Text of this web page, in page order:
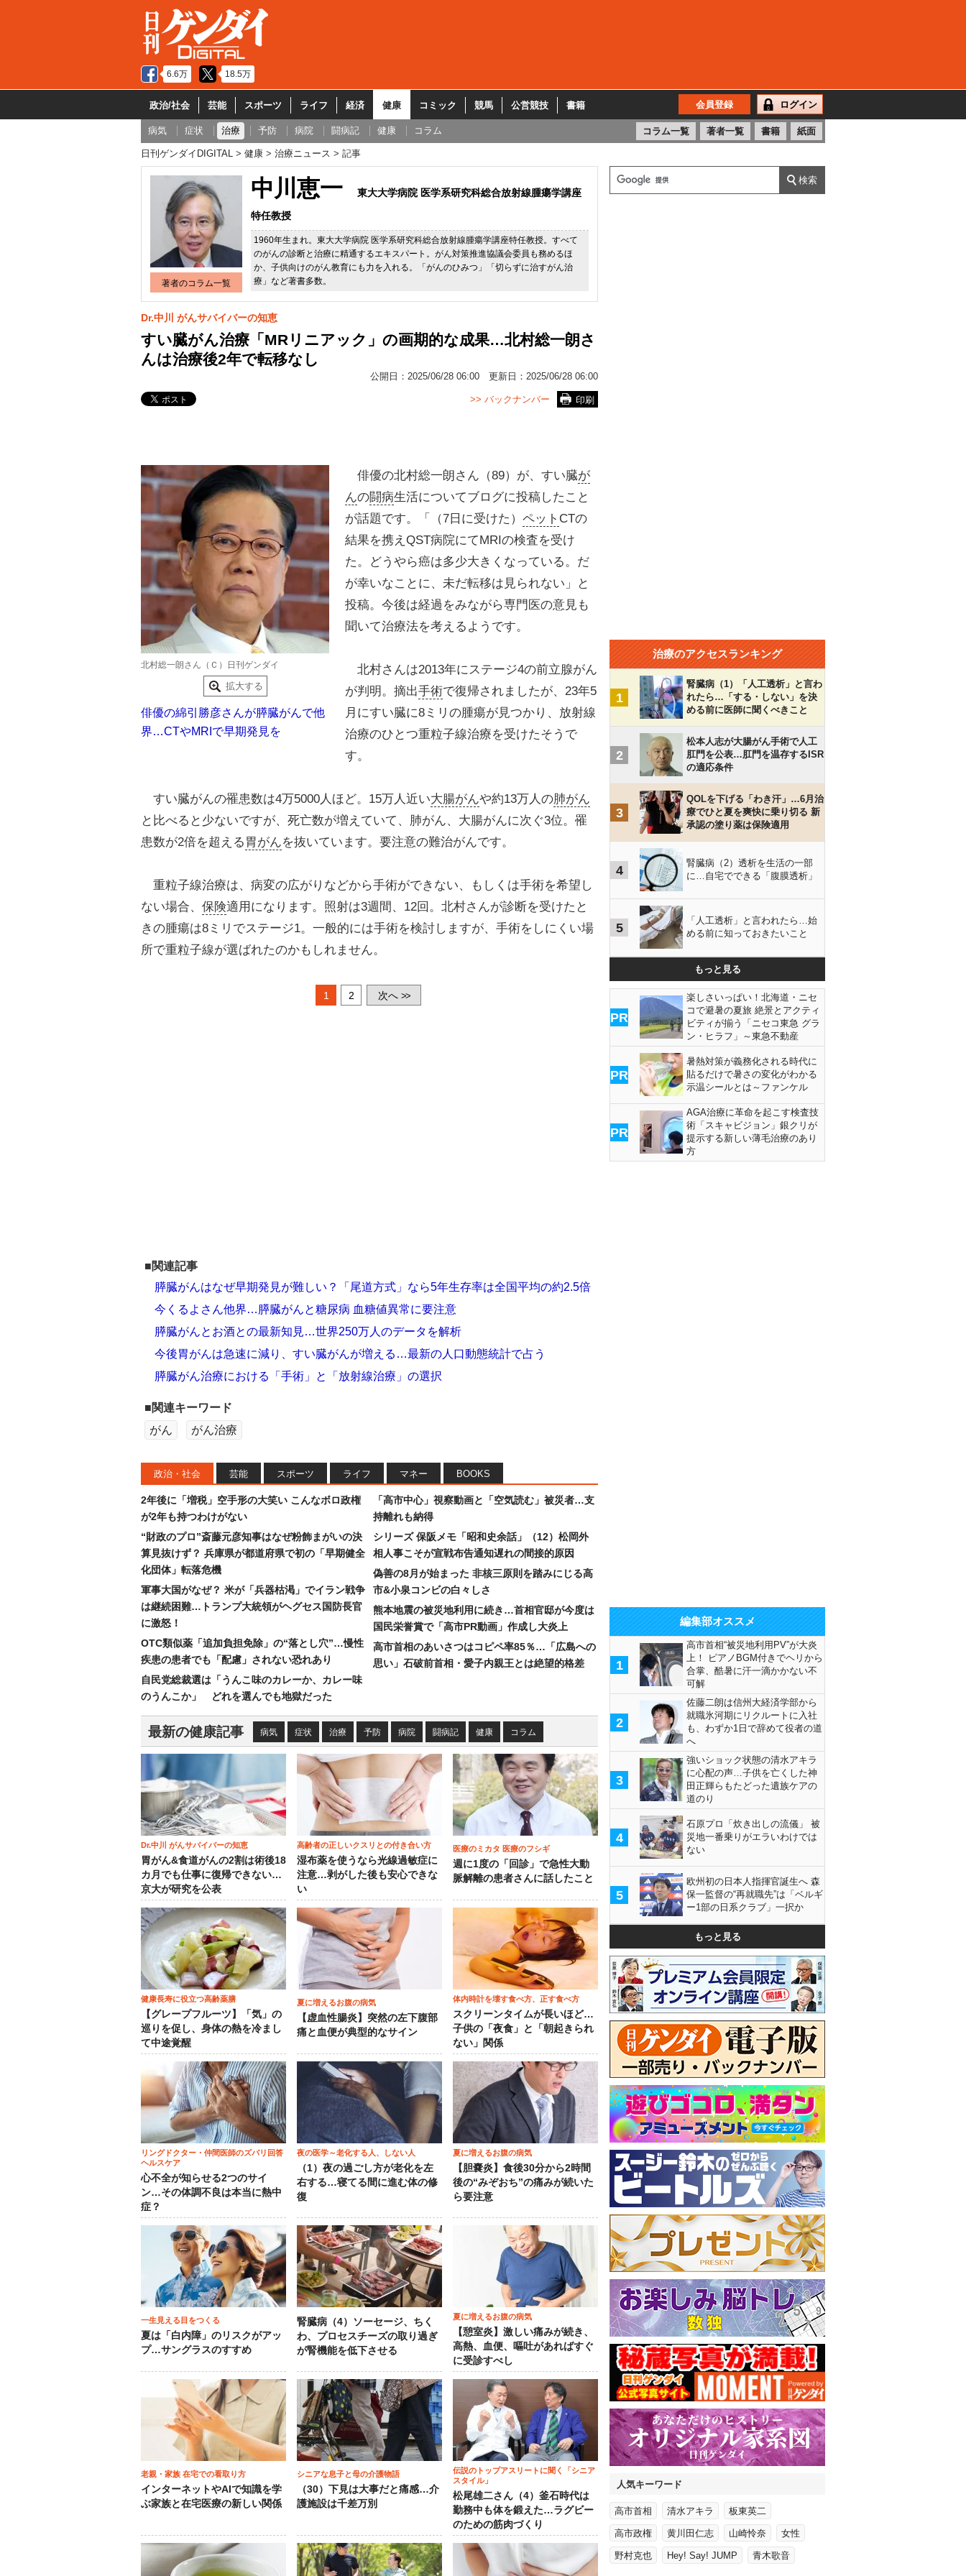
6.6万 18.5万
政治/社会 芸能 スポーツ ライフ 経済 健康 コミック 競馬 公営競技 書籍 会員登録 ログイン
病気 症状 治療 予防 病院 闘病記 健康 コラム コラム一覧 著者一覧 書籍 紙面
日刊ゲンダイDIGITAL 健康 治療ニュース 記事
著者のコラム一覧
中川恵一
東大大学病院 医学系研究科総合放射線腫瘍学講座
特任教授
1960年生まれ。東大大学病院 医学系研究科総合放射線腫瘍学講座特任教授。すべて
のがんの診断と治療に精通するエキスパート。がん対策推進協議会委員も務めるほ
か、子供向けのがん教育にも力を入れる。「がんのひみつ」「切らずに治すがん治
療」など著書多数。
Dr.中川 がんサバイバーの知恵
すい臓がん治療「MRリニアック」の画期的な成果…北村総一朗さ
んは治療後2年で転移なし
公開日： 2025/06/28 06:00 更新日： 2025/06/28 06:00
印刷
>> バックナンバー
北村総一朗さん（Ｃ）日刊ゲンダイ
拡大する
俳優の綿引勝彦さんが膵臓がんで他
界…CTやMRIで早期発見を
俳優の北村総一朗さん（89）が、すい臓が
んの闘病生活についてブログに投稿したこと
が話題です。「（7日に受けた） ペット CTの
結果を携えQST病院にてMRIの検査を受け
た。どうやら癌は多少大きくなっている。だ
が幸いなことに、未だ転移は見られない」と
投稿。今後は経過をみながら専門医の意見も
聞いて治療法を考えるようです。
北村さんは2013年にステージ4の前立腺がん
が判明。摘出手術で復帰されましたが、23年5
月にすい臓に8ミリの腫瘍が見つかり、放射線
治療のひとつ重粒子線治療を受けたそうで
す。
すい臓がんの罹患数は4万5000人ほど。15万人近い大腸がんや約13万人の肺がん
と比べると少ないですが、死亡数が増えていて、肺がん、大腸がんに次ぐ3位。罹
患数が2倍を超える 胃がんを抜いています。要注意の難治がんです。
重粒子線治療は、病変の広がりなどから手術ができない、もしくは手術を希望し
ない場合、 保険適用になります。照射は3週間、12回。北村さんが診断を受けたと
きの腫瘍は8ミリでステージ1。一般的には手術を検討しますが、手術をしにくい場
所で重粒子線が選ばれたのかもしれません。
1 2 次へ >>
■関連記事
膵臓がんはなぜ早期発見が難しい？「尾道方式」なら5年生存率は全国平均の約2.5倍
今くるよさん他界…膵臓がんと糖尿病 血糖値異常に要注意
膵臓がんとお酒との最新知見…世界250万人のデータを解析
今後胃がんは急速に減り、すい臓がんが増える…最新の人口動態統計で占う
膵臓がん治療における「手術」と「放射線治療」の選択
■関連キーワード
がん
がん治療
政治・社会 芸能 スポーツ ライフ マネー BOOKS
2年後に「増税」空手形の大笑い こんなボロ政権
が2年も持つわけがない
“財政のプロ”斎藤元彦知事はなぜ粉飾まがいの決
算見抜けず？ 兵庫県が都道府県で初の「早期健全
化団体」転落危機
軍事大国がなぜ？ 米が「兵器枯渇」でイラン戦争
は継続困難…トランプ大統領がヘグセス国防長官
に激怒！
OTC類似薬「追加負担免除」の“落とし穴”…慢性
疾患の患者でも「配慮」されない恐れあり
自民党総裁選は「うんこ味のカレーか、カレー味
のうんこか」 どれを選んでも地獄だった
「高市中心」視察動画と「空気読む」被災者…支
持離れも納得
シリーズ 保阪メモ「昭和史余話」（12）松岡外
相人事こそが宣戦布告通知遅れの間接的原因
偽善の8月が始まった 非核三原則を踏みにじる高
市&小泉コンビの白々しさ
熊本地震の被災地利用に続き…首相官邸が今度は
国民栄誉賞で「高市PR動画」作成し大炎上
高市首相のあいさつはコピペ率85％…「広島への
思い」石破前首相・愛子内親王とは絶望的格差
最新の健康記事 病気 症状 治療 予防 病院 闘病記 健康 コラム
Dr.中川 がんサバイバーの知恵
胃がん&食道がんの2割は術後18
カ月でも仕事に復帰できない…
京大が研究を公表
高齢者の正しいクスリとの付き合い方
湿布薬を使うなら光線過敏症に
注意…剥がした後も安心できな
い
医療のミカタ 医療のフシギ
週に1度の「回診」で急性大動
脈解離の患者さんに話したこと
健康長寿に役立つ高齢薬膳
【グレープフルーツ】「気」の
巡りを促し、身体の熱を冷まし
て中途覚醒
夏に増えるお腹の病気
【虚血性腸炎】突然の左下腹部
痛と血便が典型的なサイン
体内時計を壊す食べ方、正す食べ方
スクリーンタイムが長いほど…
子供の「夜食」と「朝起きられ
ない」関係
リングドクター・仲間医師のズバリ回答
ヘルスケア
心不全が知らせる2つのサイ
ン…その体調不良は本当に熱中
症？
夜の医学～老化する人、しない人
（1）夜の過ごし方が老化を左
右する…寝てる間に進む体の修
復
夏に増えるお腹の病気
【胆嚢炎】食後30分から2時間
後の“みぞおち”の痛みが続いた
ら要注意
一生見える目をつくる
夏は「白内障」のリスクがアッ
プ…サングラスのすすめ
腎臓病（4）ソーセージ、ちく
わ、プロセスチーズの取り過ぎ
が腎機能を低下させる
夏に増えるお腹の病気
【憩室炎】激しい痛みが続き、
高熱、血便、嘔吐があればすぐ
に受診すべし
老親・家族 在宅での看取り方
インターネットやAIで知識を学
ぶ家族と在宅医療の新しい関係
シニアな息子と母の介護物語
（30）下見は大事だと痛感…介
護施設は千差万別
伝説のトップアスリートに聞く「シニア
スタイル」
松尾雄二さん（4）釜石時代は
勤務中も体を鍛えた…ラグビー
のための筋肉づくり
治療のアクセスランキング
1
腎臓病（1）「人工透析」と言わ
れたら…「する・しない」を決
める前に医師に聞くべきこと
2
松本人志が大腸がん手術で人工
肛門を公表…肛門を温存するISR
の適応条件
3
QOLを下げる「わき汗」…6月治
療でひと夏を爽快に乗り切る 新
承認の塗り薬は保険適用
4
腎臓病（2）透析を生活の一部
に…自宅でできる「腹膜透析」
5
「人工透析」と言われたら…始
める前に知っておきたいこと
もっと見る
PR
楽しさいっぱい！北海道・ニセ
コで避暑の夏旅 絶景とアクティ
ビティが揃う「ニセコ東急 グラ
ン・ヒラフ」～東急不動産
PR
暑熱対策が義務化される時代に
貼るだけで暑さの変化がわかる
示温シールとは～ファンケル
PR
AGA治療に革命を起こす検査技
術「スキャビジョン」銀クリが
提示する新しい薄毛治療のあり
方
編集部オススメ
1
高市首相“被災地利用PV”が大炎
上！ ピアノBGM付きでヘリから
合掌、酷暑に汗一滴かかない不
可解
2
佐藤二朗は信州大経済学部から
就職氷河期にリクルートに入社
も、わずか1日で辞めて役者の道
へ
3
強いショック状態の清水アキラ
に心配の声…子供を亡くした神
田正輝らもたどった遺族ケアの
道のり
4
石原プロ「炊き出しの流儀」 被
災地一番乗りがエラいわけでは
ない
5
欧州初の日本人指揮官誕生へ 森
保一監督の“再就職先”は「ベルギ
ー1部の日系クラブ」一択か
もっと見る
人気キーワード
高市首相 清水アキラ 板東英二
高市政権 黄川田仁志 山崎怜奈 女性
野村克也 Hey! Say! JUMP 青木歌音